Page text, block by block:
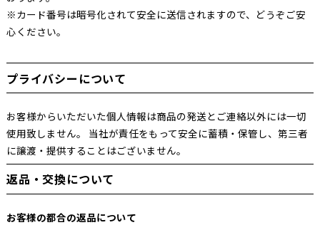
※カード番号は暗号化されて安全に送信されますので、どうぞご安
心ください。
プライバシーについて
お客様からいただいた個人情報は商品の発送とご連絡以外には一切
使用致しません。 当社が責任をもって安全に蓄積・保管し、第三者
に譲渡・提供することはございません。
返品・交換について
お客様の都合の返品について